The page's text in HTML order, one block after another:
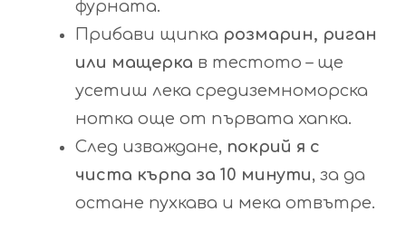
фурната.
Прибави щипка розмарин, риган
или мащерка в тестото – ще
усетиш лека средиземноморска
нотка още от първата хапка.
След изваждане, покрий я с
чиста кърпа за 10 минути, за да
остане пухкава и мека отвътре.